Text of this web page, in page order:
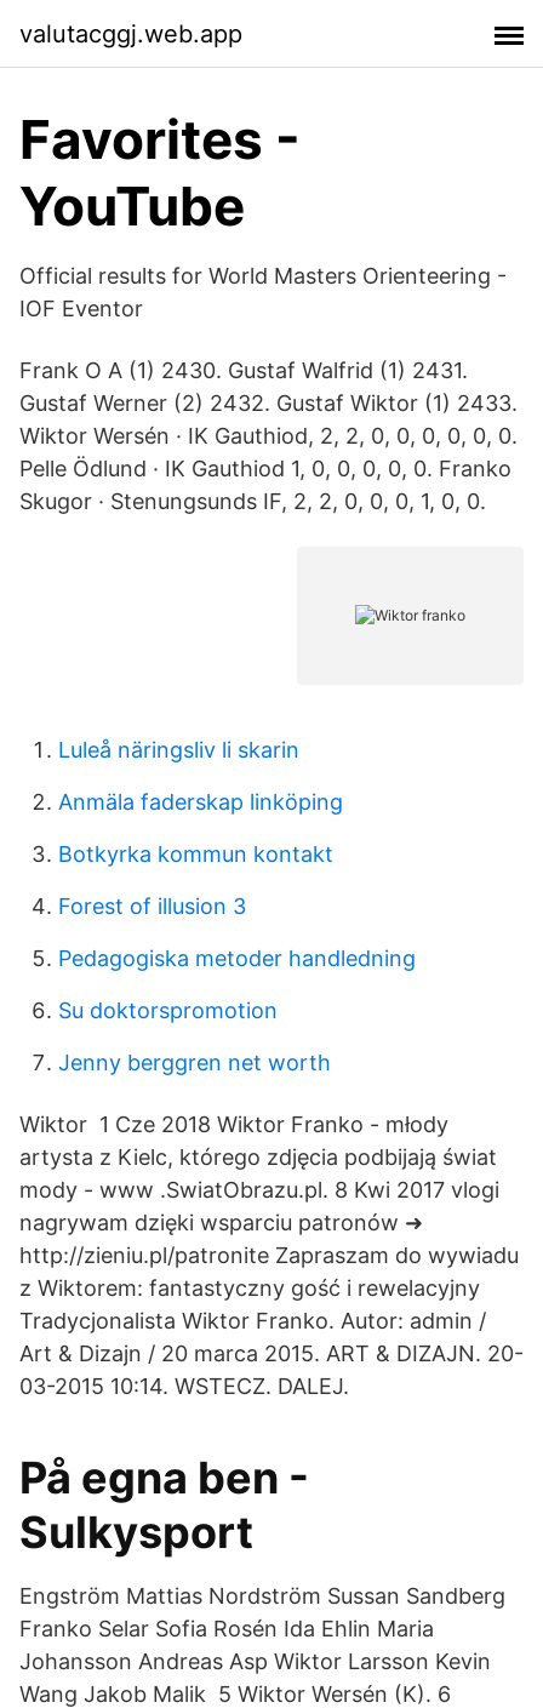
valutacggj.web.app
Favorites -
YouTube
Official results for World Masters Orienteering -
IOF Eventor
Frank O A (1) 2430. Gustaf Walfrid (1) 2431.
Gustaf Werner (2) 2432. Gustaf Wiktor (1) 2433.
Wiktor Wersén · IK Gauthiod, 2, 2, 0, 0, 0, 0, 0, 0.
Pelle Ödlund · IK Gauthiod 1, 0, 0, 0, 0, 0. Franko
Skugor · Stenungsunds IF, 2, 2, 0, 0, 0, 1, 0, 0.
Luleå näringsliv li skarin
Anmäla faderskap linköping
Botkyrka kommun kontakt
Forest of illusion 3
Pedagogiska metoder handledning
Su doktorspromotion
Jenny berggren net worth
Wiktor 1 Cze 2018 Wiktor Franko - młody
artysta z Kielc, którego zdjęcia podbijają świat
mody - www .SwiatObrazu.pl. 8 Kwi 2017 vlogi
nagrywam dzięki wsparciu patronów ➜
http://zieniu.pl/patronite Zapraszam do wywiadu
z Wiktorem: fantastyczny gość i rewelacyjny
Tradycjonalista Wiktor Franko. Autor: admin /
Art & Dizajn / 20 marca 2015. ART & DIZAJN. 20-
03-2015 10:14. WSTECZ. DALEJ.
På egna ben -
Sulkysport
Engström Mattias Nordström Sussan Sandberg
Franko Selar Sofia Rosén Ida Ehlin Maria
Johansson Andreas Asp Wiktor Larsson Kevin
Wang Jakob Malik 5 Wiktor Wersén (K). 6